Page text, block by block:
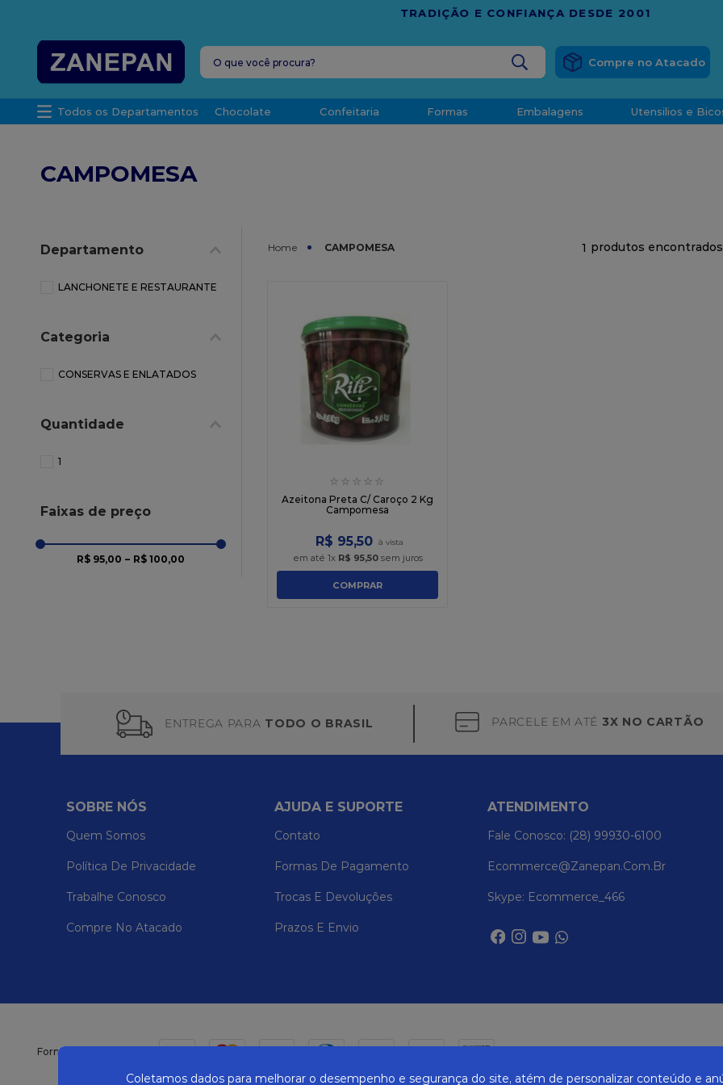
EM COMPRAS ACIMA DE R$ 1.000,00 PARA O
O que você procura?
Todos os Departamentos Chocolate Confeitaria Formas Embalagens Utensilios e
CAMPOMESA
Departamento
LANCHONETE E RESTAURANTE
Categoria
CONSERVAS E ENLATADOS
Quantidade
1
Faixas de preço
R$ 95,00 – R$ 100,00
CAMPOMESA 1
☆ ☆ ☆ ☆ ☆
Azeitona Preta C/ Caroço 2 Kg
Campomesa
R$ 95,50
em até 1x R$ 95,50sem juros
COMPRAR
ENTREGA PARA TODO O BRASIL PARCELE EM ATÉ 3X NO CARTÃO
SOBRE NÓS
Quem Somos
Política De Privacidade
Trabalhe Conosco
Compre No Atacado
AJUDA E SUPORTE
Contato
Formas De Pagamento
Trocas E Devoluções
Prazos E Envio
ATENDIMENTO
Fale Conosco: (28) 99930-6100
Ecommerce@zanepan.com.br
Skype: Ecommerce_466
Formas de pagamento
Coletamos dados para melhorar o desempenho e segurança do site, atém de personalizar conteúdo e
leite condensado
bala
caixa kraft
chocolate